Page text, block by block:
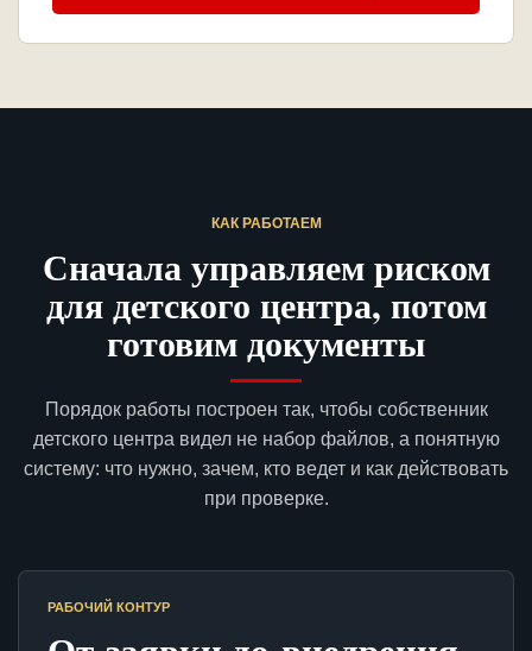
КАК РАБОТАЕМ
Сначала управляем риском
для детского центра, потом
готовим документы
Порядок работы построен так, чтобы собственник
детского центра видел не набор файлов, а понятную
систему: что нужно, зачем, кто ведет и как действовать
при проверке.
РАБОЧИЙ КОНТУР